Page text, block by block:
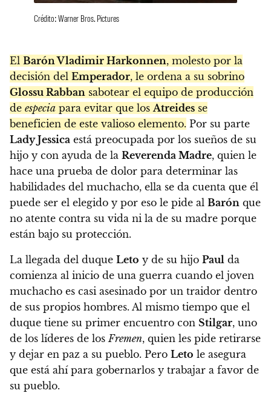
Crédito: Warner Bros. Pictures
El Barón Vladimir Harkonnen, molesto por la
decisión del Emperador, le ordena a su sobrino
Glossu Rabban sabotear el equipo de producción
de especia para evitar que losAtreides se
beneficien de este valioso elemento. Por su parte
Lady Jessica está preocupada por los sueños de su
hijo y con ayuda de la Reverenda Madre, quien le
hace una prueba de dolor para determinar las
habilidades del muchacho, ella se da cuenta que él
puede ser el elegido y por eso le pide al Barón que
no atente contra su vida ni la de su madre porque
están bajo su protección.
La llegada del duque Leto y de su hijo Paul da
comienza al inicio de una guerra cuando el joven
muchacho es casi asesinado por un traidor dentro
de sus propios hombres. Al mismo tiempo que el
duque tiene su primer encuentro con Stilgar, uno
de los líderes de losFremen, quien les pide retirarse
y dejar en paz a su pueblo. Pero Leto le asegura
que está ahí para gobernarlos y trabajar a favor de
su pueblo.